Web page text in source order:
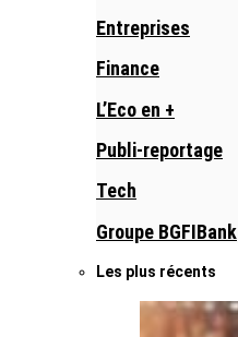
Entreprises
Finance
L’Eco en +
Publi-reportage
Tech
Groupe BGFIBank
Les plus récents